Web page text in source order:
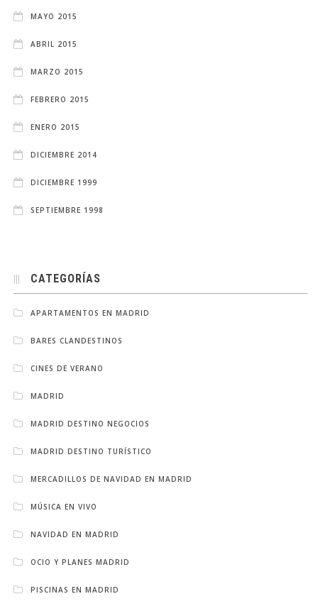
MAYO 2015
ABRIL 2015
MARZO 2015
FEBRERO 2015
ENERO 2015
DICIEMBRE 2014
DICIEMBRE 1999
SEPTIEMBRE 1998
CATEGORÍAS
APARTAMENTOS EN MADRID
BARES CLANDESTINOS
CINES DE VERANO
MADRID
MADRID DESTINO NEGOCIOS
MADRID DESTINO TURÍSTICO
MERCADILLOS DE NAVIDAD EN MADRID
MÚSICA EN VIVO
NAVIDAD EN MADRID
OCIO Y PLANES MADRID
PISCINAS EN MADRID